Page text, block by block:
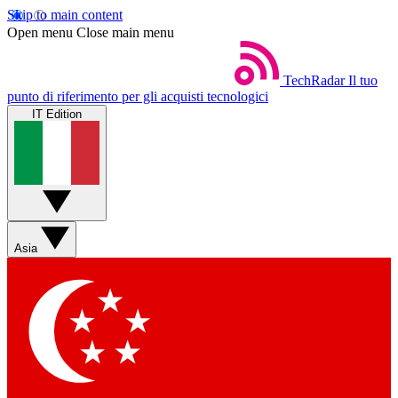
Skip to main content
Open menu Close main menu
TechRadar Il tuo
punto di riferimento per gli acquisti tecnologici
IT Edition
Asia